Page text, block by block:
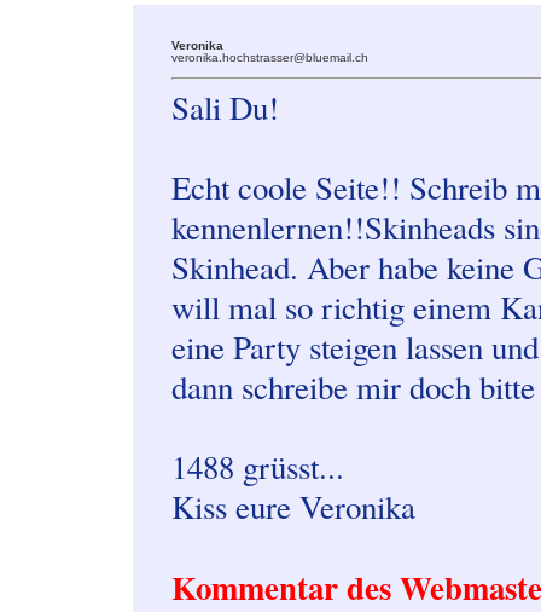
Veronika
veronika.hochstrasser@bluemail.ch
Sali Du!
Echt coole Seite!! Schreib
kennenlernen!!Skinheads
Skinhead. Aber habe keine
will mal so richtig einem
eine Party steigen lassen
dann schreibe mir doch
1488 grüsst...
Kiss eure Veronika
Kommentar des